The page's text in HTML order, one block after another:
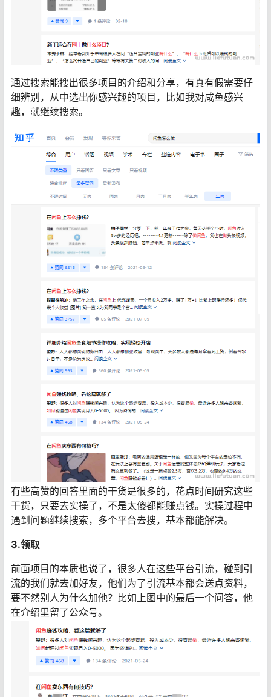
通过搜索能搜出很多项目的介绍和分享，有真有假需要仔
细辨别，从中选出你感兴趣的项目，比如我对咸鱼感兴
趣，就继续搜索。
有些高赞的回答里面的干货是很多的，花点时间研究这些
干货，只要去实操了，不是太傻都能赚点钱。实操过程中
遇到问题继续搜索，多个平台去搜，基本都能解决。
3.领取
前面项目的本质也说了，很多人在这些平台引流，碰到引
流的我们就去加好友，他们为了引流基本都会送点资料，
要不然别人为什么加他？比如上图中的最后一个问答，他
在介绍里留了公众号。